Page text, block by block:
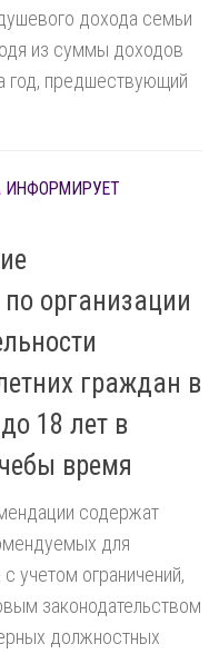
дохода семьи
из суммы доходов
год, предшествующий
ИНФОРМИРУЕТ
организации
граждан в
18 лет в
время
содержат
для
учетом ограничений,
законодательством
должностных